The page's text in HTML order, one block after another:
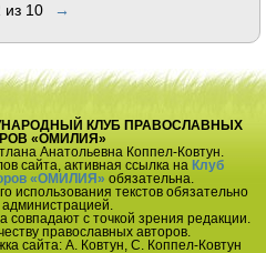
из 10 →
КЛУБ ПРАВОСЛАВНЫХ
«ОМИЛИЯ»
Анатольевна Коппел-Ковтун.
сайта, активная ссылка на Клуб
«ОМИЛИЯ» обязательна.
использования текстов обязательно
с точкой зрения редакции.
православных авторов.
сайта: А. Ковтун, С. Коппел-Ковтун